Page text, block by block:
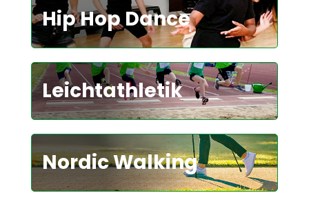
Hip Hop Dance
Leichtathletik
Nordic Walking